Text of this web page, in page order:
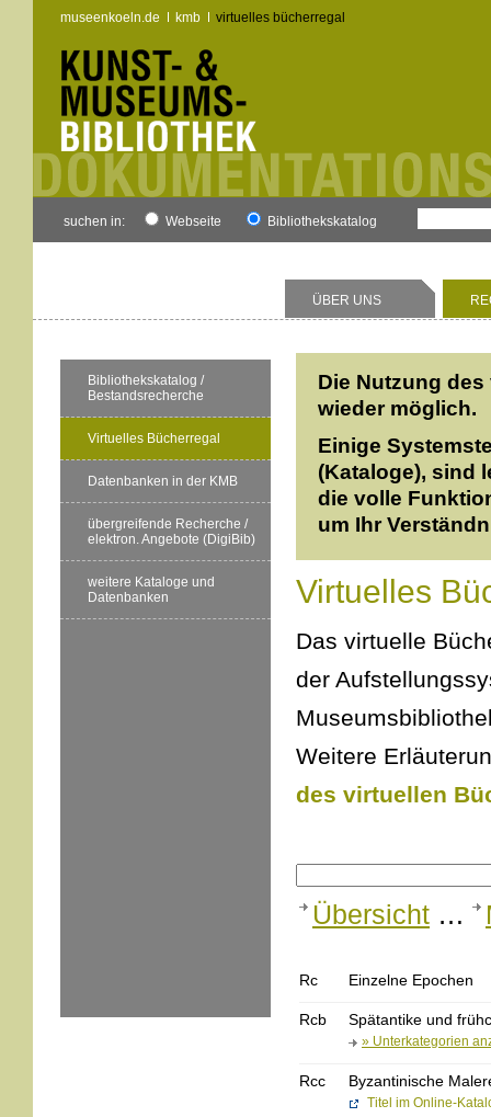
museenkoeln.de kmb virtuelles bücherregal
suchen in: Webseite Bibliothekskatalog
ÜBER UNS
Bibliothekskatalog /
Bestandsrecherche
Virtuelles Bücherregal
Datenbanken in der KMB
übergreifende Recherche /
elektron. Angebote (DigiBib)
weitere Kataloge und
Datenbanken
Die Nutzung
wieder möglich.
Einige
(Kataloge), sind
die volle
um Ihr
Virtuelles
Das virtuelle
der
Weitere
des virtuellen
Übersicht …
Rc Einzelne Epochen
Rcb Spätantike und
» Unterkategorien
Rcc Byzantinische
Titel im Online-